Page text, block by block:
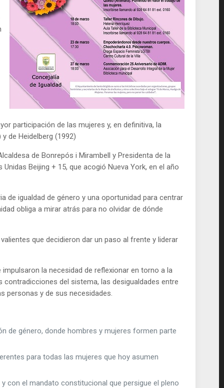
participación de las mujeres y, en definitiva, la
de Heidelberg (1992)
de Bonrepós i Mirambell y Presidenta de la
Beijing + 15, que acogió Nueva York, en el año
de igualdad de género y una oportunidad para centrar
obliga a mirar atrás para no olvidar de dónde
que decidieron dar un paso al frente y liderar
la necesidad de reflexionar en torno a la
del sistema, las desigualdades entre
personas y de sus necesidades.
de género, donde hombres y mujeres formen parte
para todas las mujeres que hoy asumen
con el mandato constitucional que persigue el pleno